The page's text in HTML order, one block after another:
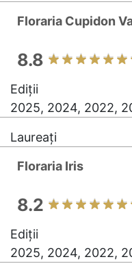
Floraria Cupidon
8.8
Ediții
2025, 2024, 2022,
Laureați
Floraria Iris
8.2
Ediții
2025, 2024, 2022,